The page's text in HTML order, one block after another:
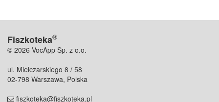
Fiszkoteka®
© 2026 VocApp Sp. z o.o.
ul. Mielczarskiego 8 / 58
02-798 Warszawa, Polska
fiszkoteka@fiszkoteka.pl